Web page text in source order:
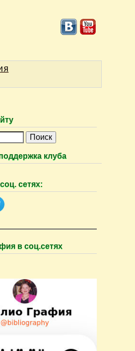
клуба
сетях:
в соц.сетях